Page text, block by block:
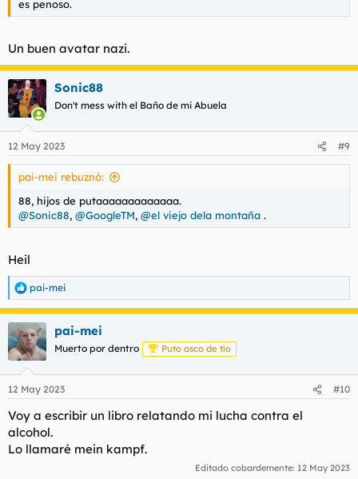
es penoso.
Un buen avatar nazi.
Sonic88
Don't mess with el Baño de mi Abuela
12 May 2023 #9
pai-mei rebuznó:
88, hijos de putaaaaaaaaaaaaa.
@Sonic88, @GoogleTM, @el viejo dela montaña .
Heil
R
e
a
c
c
i
e
:
pai-mei
pai-mei
Muerto por dentro Puto asco de tío
12 May 2023 #10
Voy a escribir un libro relatando mi lucha contra el
alcohol.
Lo llamaré mein kampf.
Editado cobardemente: 12 May 2023